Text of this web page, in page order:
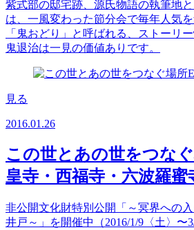
紫式部の邸宅跡、源氏物語の執筆地
は、一風変わった節分会で毎年人気
「鬼おどり」と呼ばれる、ストーリ
鬼退治は一見の価値ありです。
見る
2016.01.26
この世とあの世をつな
皇寺・西福寺・六波羅蜜
非公開文化財特別公開「～冥界への
井戸～」を開催中（2016/1/9〈土〉〜